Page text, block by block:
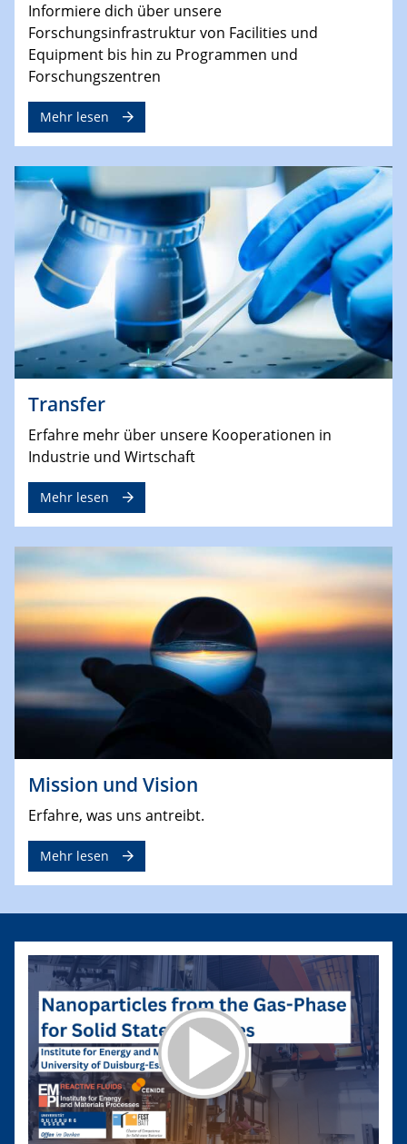
Informiere dich über unsere
Forschungsinfrastruktur von Facilities und
Equipment bis hin zu Programmen und
Forschungszentren
Mehr lesen
Transfer
Erfahre mehr über unsere Kooperationen in
Industrie und Wirtschaft
Mehr lesen
Mission und Vision
Erfahre, was uns antreibt.
Mehr lesen